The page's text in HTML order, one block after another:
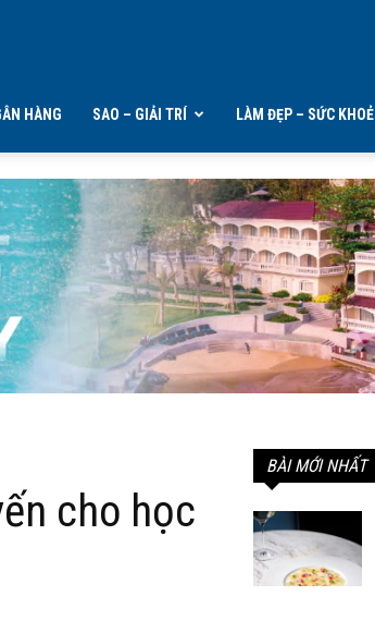
HÀNG SAO – GIẢI TRÍ LÀM ĐẸP – SỨC KHOẺ
cho học
BÀI MỚI NHẤT